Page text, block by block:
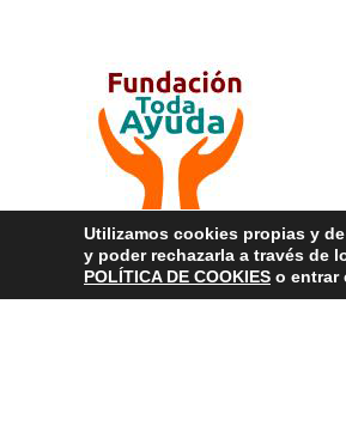
Utilizamos cookies propias y
y poder rechazarla a través de
POLÍTICA DE COOKIES o entrar